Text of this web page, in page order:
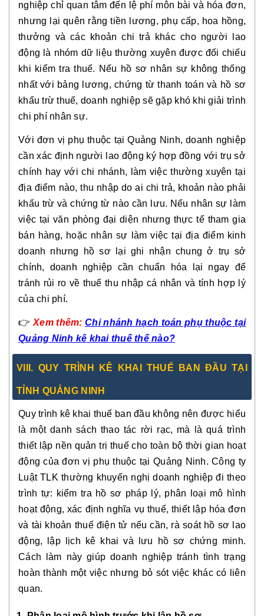
nghiệp chỉ quan tâm đến lệ phí môn bài và hóa đơn,
nhưng lại quên rằng tiền lương, phụ cấp, hoa hồng,
thưởng và các khoản chi trả khác cho người lao
động là nhóm dữ liệu thường xuyên được đối chiếu
khi kiểm tra thuế. Nếu hồ sơ nhân sự không thống
nhất với bảng lương, chứng từ thanh toán và hồ sơ
khấu trừ thuế, doanh nghiệp sẽ gặp khó khi giải trình
chi phí nhân sự.
Với đơn vị phụ thuộc tại Quảng Ninh, doanh nghiệp
cần xác định người lao động ký hợp đồng với trụ sở
chính hay với chi nhánh, làm việc thường xuyên tại
địa điểm nào, thu nhập do ai chi trả, khoản nào phải
khấu trừ và chứng từ nào cần lưu. Nếu nhân sự làm
việc tại văn phòng đại diện nhưng thực tế tham gia
bán hàng, hoặc nhân sự làm việc tại địa điểm kinh
doanh nhưng hồ sơ lại ghi nhận chung ở trụ sở
chính, doanh nghiệp cần chuẩn hóa lại ngay để
tránh rủi ro về thuế thu nhập cá nhân và tính hợp lý
của chi phí.
👉 Xem thêm:Chi nhánh hạch toán phụ thuộc tại
Quảng Ninh kê khai thuế thế nào?
VIII. QUY TRÌNH KÊ KHAI THUẾ BAN ĐẦU TẠI
TỈNH QUẢNG NINH
Quy trình kê khai thuế ban đầu không nên được hiểu
là một danh sách thao tác rời rạc, mà là quá trình
thiết lập nền quản trị thuế cho toàn bộ thời gian hoạt
động của đơn vị phụ thuộc tại Quảng Ninh. Công ty
Luật TLK thường khuyến nghị doanh nghiệp đi theo
trình tự: kiểm tra hồ sơ pháp lý, phân loại mô hình
hoạt động, xác định nghĩa vụ thuế, thiết lập hóa đơn
và tài khoản thuế điện tử nếu cần, rà soát hồ sơ lao
động, lập lịch kê khai và lưu hồ sơ chứng minh.
Cách làm này giúp doanh nghiệp tránh tình trạng
hoàn thành một việc nhưng bỏ sót việc khác có liên
quan.